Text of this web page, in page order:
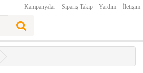
Kampanyalar Sipariş Takip Yardım İletişim